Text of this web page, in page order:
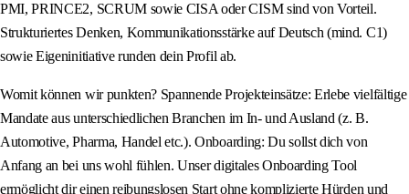
PMI, PRINCE2, SCRUM sowie CISA oder CISM sind von Vorteil.
Strukturiertes Denken, Kommunikationsstärke auf Deutsch (mind. C1)
sowie Eigeninitiative runden dein Profil ab.
Womit können wir punkten? Spannende Projekteinsätze: Erlebe vielfältige
Mandate aus unterschiedlichen Branchen im In- und Ausland (z. B.
Automotive, Pharma, Handel etc.). Onboarding: Du sollst dich von
Anfang an bei uns wohl fühlen. Unser digitales Onboarding Tool
ermöglicht dir einen reibungslosen Start ohne komplizierte Hürden und